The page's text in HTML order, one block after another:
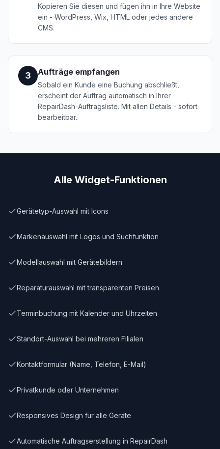
Kopieren Sie diesen und fügen ihn in Ihre Website
ein - WordPress, Wix, HTML oder jedes andere
CMS.
3 Aufträge empfangen
Sobald ein Kunde eine Buchung abschließt,
erscheint der Auftrag automatisch in Ihrer
RepairDash-Auftragsliste. Mit allen Details - sofort
bearbeitbar.
Alle Widget-Funktionen
Gerätetyp-Auswahl mit Icons
Markenauswahl mit Logos und Suchfunktion
Modellauswahl mit Gerätebildern
Reparaturauswahl mit transparenten Preisen
Terminbuchung mit Kalender und Uhrzeiten
Standort-Auswahl bei mehreren Filialen
Kontaktformular (Name, Telefon, E-Mail)
Privatkunde oder Unternehmen
Responsives Design für alle Geräte
Automatische Auftragserstellung in RepairDash